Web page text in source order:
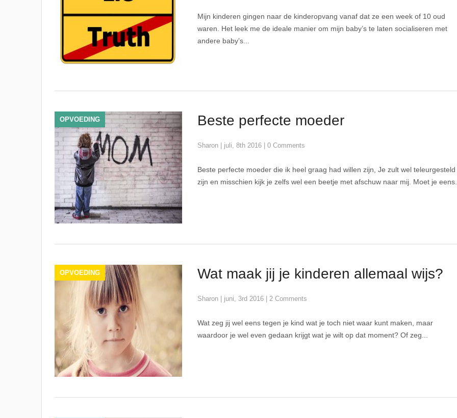
Mijn kinderen gingen naar de kinderopvang vanaf dat ze een week of 10 oud
waren. Het leek me de ideale manier om mijn baby’s te laten socialiseren met
andere baby’s...
OPVOEDING Beste perfecte moeder
Sharon juli, 8th 2016 0 Comments
Beste perfecte moeder die ik heel graag had willen zijn, Je zult wel teleurgesteld
zijn en misschien kijk je zelfs wel een beetje met afschuw naar mij. Moet je
OPVOEDING Wat maak jij je kinderen allemaal wijs?
Sharon juni, 3rd 2016 2 Comments
Wat zeg jij wel eens tegen je kind wat je toch niet waar kunt maken, maar
waardoor je wel even gedaan krijgt wat je wilt op dat moment? Of zeg...